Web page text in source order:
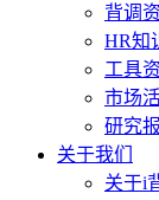
背调
HR知
工具
市场
研究
关于我们
关于i